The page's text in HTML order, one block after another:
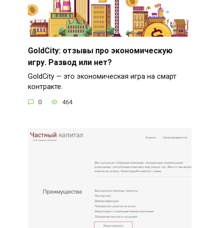
GoldCity: отзывы про экономическую
игру. Развод или нет?
GoldCity — это экономическая игра на смарт
контракте.
0 464